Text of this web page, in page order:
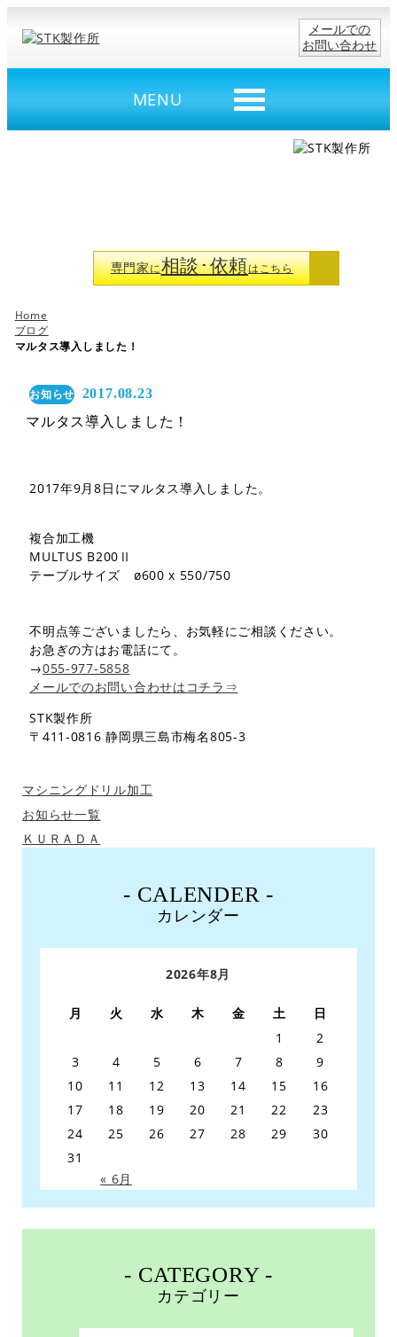
メールでの
お問い合わせ
MENU
専門家に相談･依頼はこちら
Home
ブログ
マルタス導入しました！
お知らせ 2017.08.23
マルタス導入しました！
2017年9月8日にマルタス導入しました。
複合加工機
MULTUS B200Ⅱ
テーブルサイズ ø600 x 550/750
不明点等ございましたら、お気軽にご相談ください。
お急ぎの方はお電話にて。
→055-977-5858
メールでのお問い合わせはコチラ⇒
STK製作所
〒411-0816 静岡県三島市梅名805-3
マシニングドリル加工
お知らせ一覧
ＫＵＲＡＤＡ
- CALENDER -
カレンダー
2026年8月
月 火 水 木 金 土 日
« 6月
1
2
3
4 5 6 7 8
9
10
11 12 13 14 15
16
17
18 19 20 21 22
23
24
25 26 27 28 29
30
31
- CATEGORY -
カテゴリー